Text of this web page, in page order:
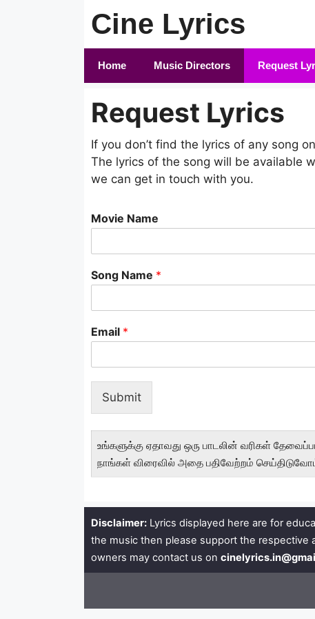
Cine Lyrics
Home Music Directors Request
Request Lyrics
If you don’t find the lyrics of any song
The lyrics of the song will be available
we can get in touch with you.
Movie Name
Song Name *
Email *
Submit
உங்களுக்கு ஏதாவது ஒரு பாடலின் வரிகள்
நாங்கள் விரைவில் அதை பதிவேற்றம்
Disclaimer: Lyrics displayed here are for
the music then please support the respective
owners may contact us on